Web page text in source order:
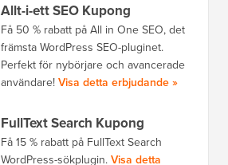
Allt-i-ett SEO Kupong
Få 50 % rabatt på All in One SEO, det
främsta WordPress SEO-pluginet.
Perfekt för nybörjare och avancerade
användare!Visa detta erbjudande »
FullText Search Kupong
Få 15 % rabatt på FullText Search
WordPress-sökplugin.Visa detta